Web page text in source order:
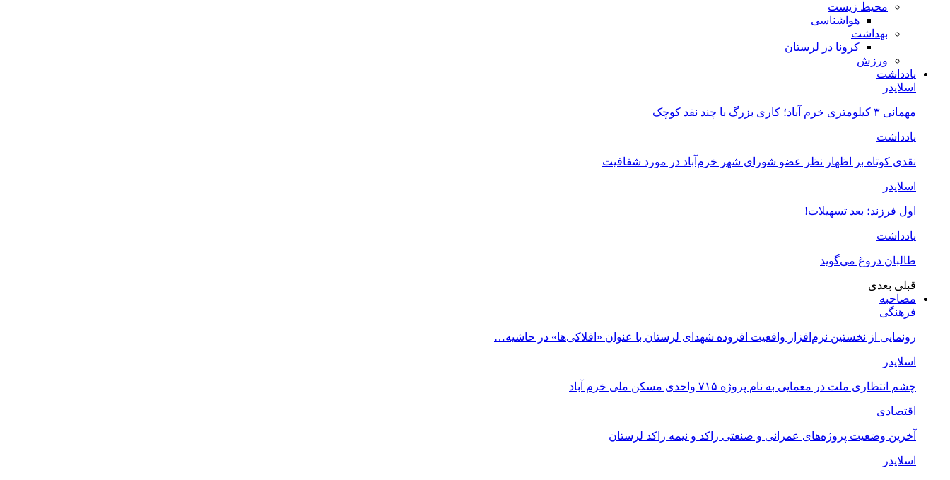
محیط زیست
هواشناسی
بهداشت
کرونا در لرستان
ورزش
یادداشت
اسلایدر
مهمانی ۳ کیلومتری خرم آباد؛ کاری بزرگ با چند نقد کوچک
یادداشت
نقدی کوتاه بر اظهار نظر عضو شورای شهر خرم‌آباد در مورد شفافیت
اسلایدر
اول فرزند؛ بعد تسهیلات!
یادداشت
طالبان دروغ می‌گوید
قبلی بعدی
مصاحبه
فرهنگی
رونمایی از نخستین نرم‌افزار واقعیت افزوده شهدای لرستان با عنوان «افلاکی‌ها» در حاشیه…
اسلایدر
چشم انتظاری ملت در معمایی به نام پروژه ۷۱۵ واحدی مسکن ملی خرم آباد
اقتصادی
آخرین وضعیت پروژه‌های عمرانی و صنعتی راکد و نیمه راکد لرستان
اسلایدر